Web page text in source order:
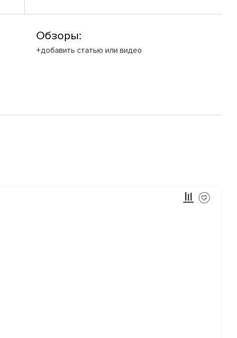
Обзоры:
+добавить статью или видео